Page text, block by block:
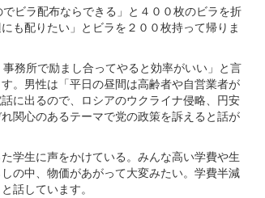
ビラ配布ならできる」と４００枚のビラを折
も配りたい」とビラを２００枚持って帰りま
務所で励まし合ってやると効率がいい」と言
。男性は「平日の昼間は高齢者や自営業者が
に出るので、ロシアのウクライナ侵略、円安
関心のあるテーマで党の政策を訴えると話が
学生に声をかけている。みんな高い学費や生
の中、物価があがって大変みたい。学費半減
話しています。